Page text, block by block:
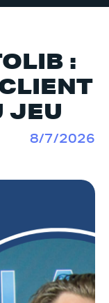
:
JEU
8/7/2026